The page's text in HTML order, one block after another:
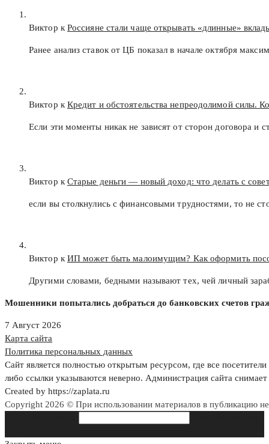
Виктор кРоссияне стали чаще открывать «длинные»
Ранее анализ ставок от ЦБ показал в начале октября
Виктор кКредит и обстоятельства непреодолимой силы.
Если эти моменты никак не зависят от сторон договора и
Виктор кСтарые деньги — новый доход: что делать с
если вы столкнулись с финансовыми трудностями, то не
Виктор кИП может быть малоимущим? Как оформить
Другими словами, бедными называют тех, чей личный
Мошенники попытались добраться до банковских счетов
7 Август 2026
Карта сайта
Политика персональных данных
Сайт является полностью открытым ресурсом, где все
либо ссылки указываются неверно. Администрация сайта
Created by https://zaplata.ru
Copyright 2026 © При использовании материалов в публикацию